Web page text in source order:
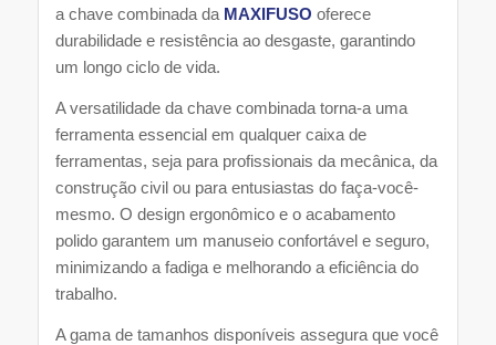
a chave combinada da MAXIFUSO oferece
durabilidade e resistência ao desgaste, garantindo
um longo ciclo de vida.
A versatilidade da chave combinada torna-a uma
ferramenta essencial em qualquer caixa de
ferramentas, seja para profissionais da mecânica, da
construção civil ou para entusiastas do faça-você-
mesmo. O design ergonômico e o acabamento
polido garantem um manuseio confortável e seguro,
minimizando a fadiga e melhorando a eficiência do
trabalho.
A gama de tamanhos disponíveis assegura que você